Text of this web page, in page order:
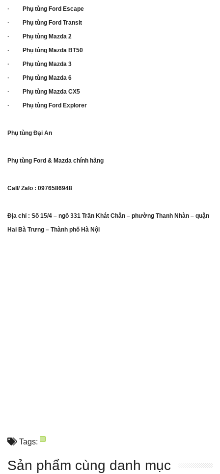
· Phụ tùng Ford Escape
· Phụ tùng Ford Transit
· Phụ tùng Mazda 2
· Phụ tùng Mazda BT50
· Phụ tùng Mazda 3
· Phụ tùng Mazda 6
· Phụ tùng Mazda CX5
· Phụ tùng Ford Explorer
Phụ tùng Đại An
Phụ tùng Ford & Mazda chính hãng
Call/ Zalo : 0976586948
Địa chỉ : Số 15/4 – ngõ 331 Trần Khát Chân – phường Thanh Nhàn – quận
Hai Bà Trưng – Thành phố Hà Nội
Tags:
Sản phẩm cùng danh mục